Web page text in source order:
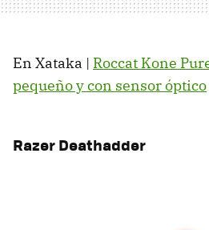
En Xataka | Roccat Kone
pequeño y con sensor óptico
Razer Deathadder